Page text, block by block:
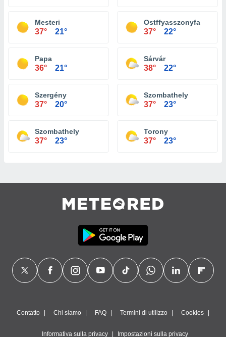
Mesteri
37° 21°
Ostffyasszonyfa
37° 22°
Papa
36° 21°
Sárvár
38° 22°
Szergény
37° 20°
Szombathely
37° 23°
Szombathely
37° 23°
Torony
37° 23°
Contatto Chi siamo FAQ Termini di utilizzo Cookies
Informativa sulla privacy Impostazioni sulla privacy